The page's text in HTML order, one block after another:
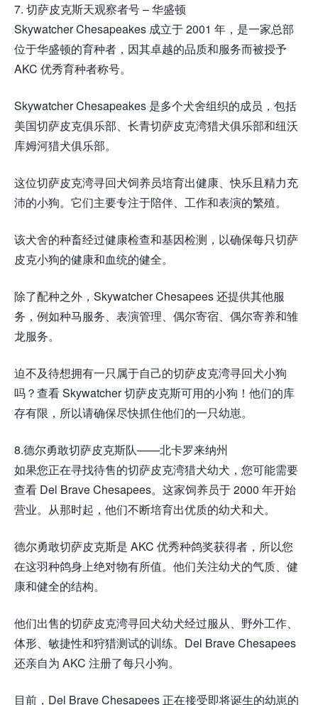
7. 切萨皮克斯天观察者号 – 华盛顿
Skywatcher Chesapeakes 成立于 2001 年，是一家总部
位于华盛顿的育种者，因其卓越的品质和服务而被授予
AKC 优秀育种者称号。
Skywatcher Chesapeakes 是多个犬舍组织的成员，包括
美国切萨皮克俱乐部、长青切萨皮克湾猎犬俱乐部和纽沃
库姆河猎犬俱乐部。
这位切萨皮克湾寻回犬饲养员培育出健康、快乐且精力充
沛的小狗。它们主要专注于陪伴、工作和表演的繁殖。
该犬舍的种畜经过健康检查和基因检测，以确保每只切萨
皮克小狗的健康和血统的健全。
除了配种之外，Skywatcher Chesapees 还提供其他服
务，例如种马服务、表演管理、偶尔寄宿、偶尔寄养和雏
龙服务。
迫不及待想拥有一只属于自己的切萨皮克湾寻回犬小狗
吗？查看 Skywatcher 切萨皮克斯可用的小狗！他们的库
存有限，所以请确保尽快抓住他们的一只幼崽。
8.德尔勇敢切萨皮克斯队——北卡罗来纳州
如果您正在寻找待售的切萨皮克湾猎犬幼犬，您可能需要
查看 Del Brave Chesapees。这家饲养员于 2000 年开始
营业。从那时起，他们不断培育出优质的幼犬和犬。
德尔勇敢切萨皮克斯是 AKC 优秀种鸽奖获得者，所以您
在这羽种鸽身上绝对物有所值。他们关注幼犬的气质、健
康和健全的结构。
他们出售的切萨皮克湾寻回犬幼犬经过服从、野外工作、
体形、敏捷性和狩猎测试的训练。Del Brave Chesapees
还亲自为 AKC 注册了每只小狗。
目前，Del Brave Chesapees 正在接受即将诞生的幼崽的